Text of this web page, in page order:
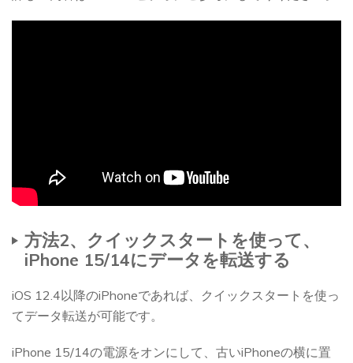
方法2、クイックスタートを使って、
iPhone 15/14にデータを転送する
iOS 12.4以降のiPhoneであれば、クイックスタートを使っ
てデータ転送が可能です。
iPhone 15/14の電源をオンにして、古いiPhoneの横に置